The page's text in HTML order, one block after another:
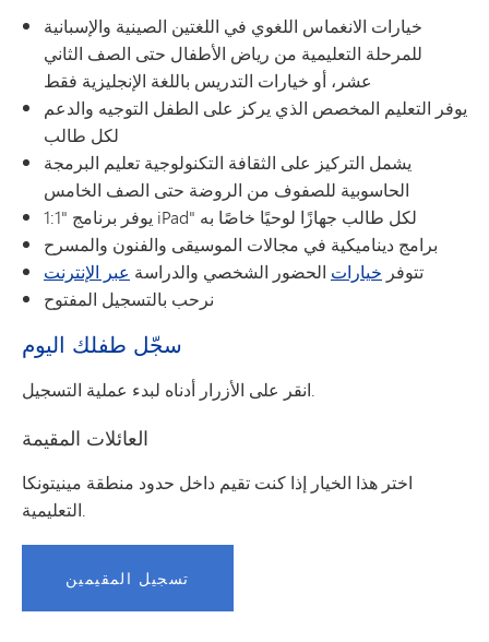
خيارات الانغماس اللغوي في اللغتين الصينية والإسبانية
للمرحلة التعليمية من رياض الأطفال حتى الصف الثاني
عشر، أو خيارات التدريس باللغة الإنجليزية فقط
يوفر التعليم المخصص الذي يركز على الطفل التوجيه والدعم
لكل طالب
يشمل التركيز على الثقافة التكنولوجية تعليم البرمجة
الحاسوبية للصفوف من الروضة حتى الصف الخامس
يوفر برنامج "1:1 iPad" لكل طالب جهازًا لوحيًا خاصًا به
برامج ديناميكية في مجالات الموسيقى والفنون والمسرح
تتوفر خيارات الحضور الشخصي والدراسة عبر الإنترنت
نرحب بالتسجيل المفتوح
سجّل طفلك اليوم
انقر على الأزرار أدناه لبدء عملية التسجيل.
العائلات المقيمة
اختر هذا الخيار إذا كنت تقيم داخل حدود منطقة مينيتونكا
التعليمية.
تسجيل المقيمين